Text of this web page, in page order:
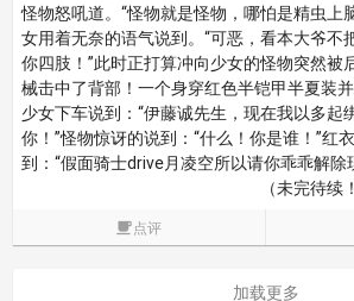
怪物怒吼道。“怪物就是怪物，哪怕是精虫上
女用着无奈的语气说到。“可恶，看本大爷不
你四肢！”此时正打算冲向少女的怪物突然被
械击中了背部！一个身穿红色半铠甲半夏装
少女下车说到：“伊藤诚先生，现在我以多起
你！”怪物惊讶的说到：“什么！你是谁！”红
到：“假面骑士drive月凌空所以请你乖乖解除
（未完待续！
点评
加载更多